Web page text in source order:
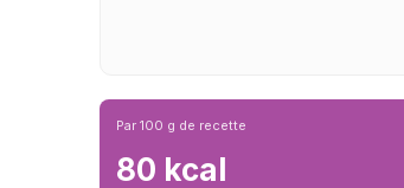
Par 100 g de recette
80 kcal